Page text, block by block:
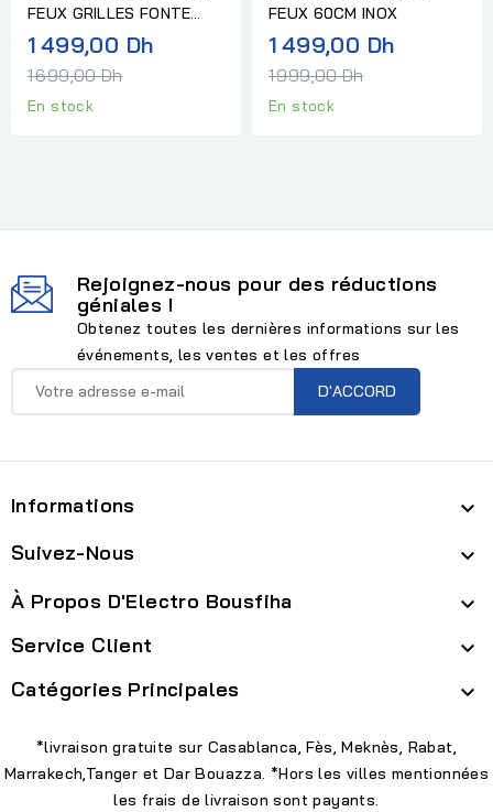
FEUX GRILLES FONTE
INOX
1 499,00 DhPrix
1 699,00 Dh
En stock
FEUX 60CM INOX
1 499,00 DhPrix
1 999,00 Dh
En stock
Rejoignez-nous pour des réductions
géniales !
Obtenez toutes les dernières informations sur les
événements, les ventes et les offres
Informations 
Suivez-Nous 
À Propos D'Electro Bousfiha 
Service Client 
Catégories Principales 
*livraison gratuite sur Casablanca, Fès, Meknès, Rabat,
Marrakech,Tanger et Dar Bouazza. *Hors les villes mentionnées
les frais de livraison sont payants.